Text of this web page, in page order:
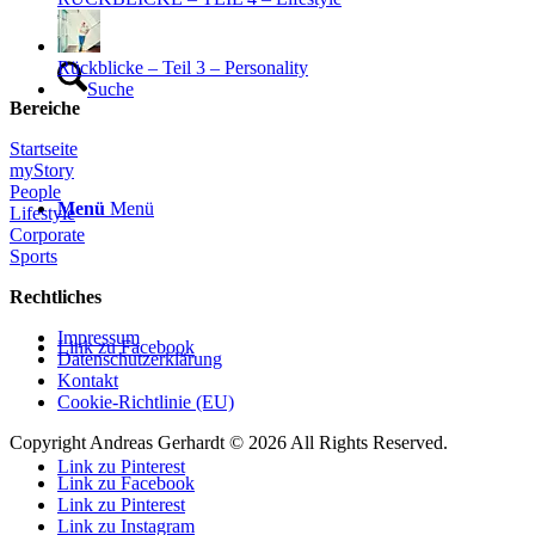
Suche
Menü Menü
Link zu Facebook
Link zu Pinterest
Rückblicke – Teil 3 – Personality
Bereiche
Startseite
myStory
People
Lifestyle
Corporate
Sports
Rechtliches
Impressum
Datenschutzerklärung
Kontakt
Cookie-Richtlinie (EU)
Copyright Andreas Gerhardt © 2026 All Rights Reserved.
Link zu Facebook
Link zu Pinterest
Link zu Instagram